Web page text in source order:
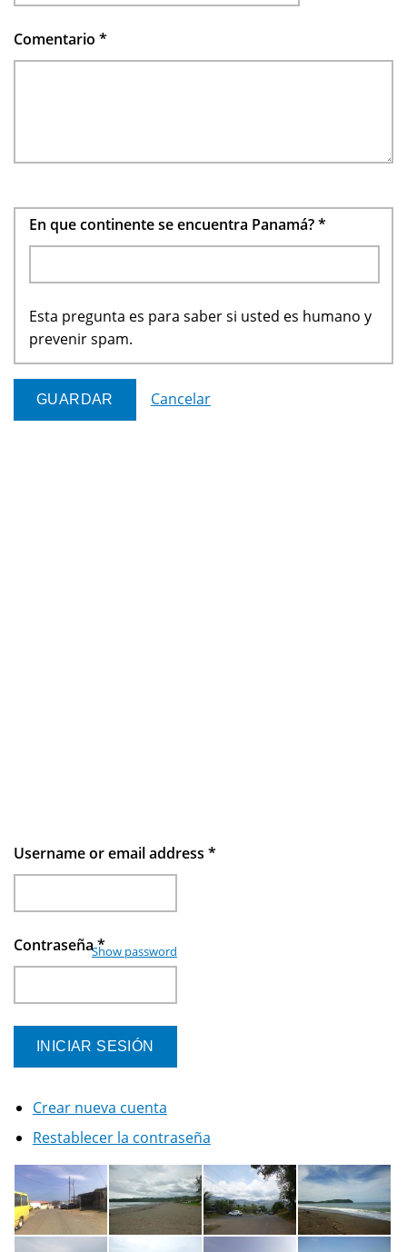
Comentario *
En que continente se encuentra Panamá?*
Esta pregunta es para saber si usted es humano y
prevenir spam.
Cancelar
Username or email address *
Contraseña*
Show password
Crear nueva cuenta
Restablecer la contraseña